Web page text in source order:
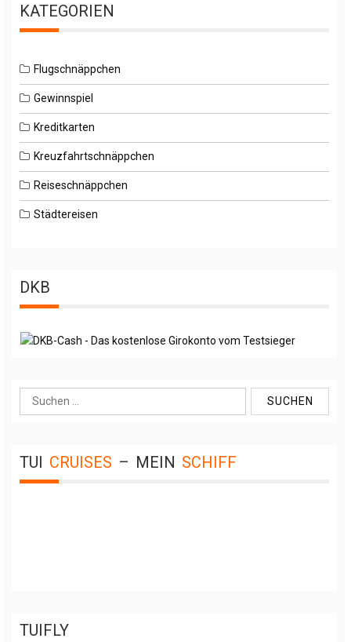
KATEGORIEN
Flugschnäppchen
Gewinnspiel
Kreditkarten
Kreuzfahrtschnäppchen
Reiseschnäppchen
Städtereisen
DKB
Suche
nach:
TUI CRUISES – MEIN SCHIFF
TUIFLY